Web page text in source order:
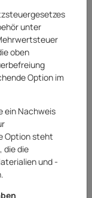
Beige
unter
oben
Option im
ein Nachweis
Option steht
die die
und -